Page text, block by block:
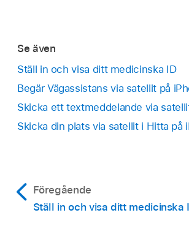
Se även
Ställ in och visa ditt medicinska ID
Begär Vägassistans via satellit på
Skicka ett textmeddelande via
Skicka din plats via satellit i Hitta på
Föregående
Ställ in och visa ditt medicinska